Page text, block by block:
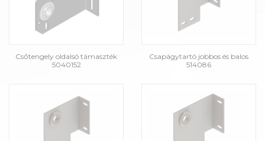
Csőtengely oldalsó támaszték
5040152
Csapágytartó jobbos és balos
514086